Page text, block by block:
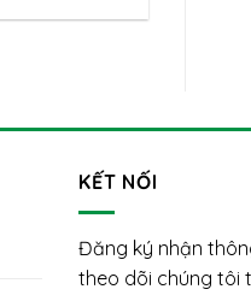
KẾT NỐI
Đăng ký nhận
theo dõi chúng tôi